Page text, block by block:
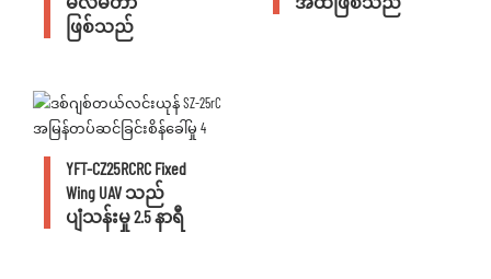
ဖြစ်သည်
YFT-CZ25RCRC Fixed
Wing UAV သည်
ပျံသန်းမှု 2.5 နာရီ